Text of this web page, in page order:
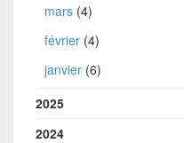
mars (4)
février (4)
janvier (6)
2025
2024